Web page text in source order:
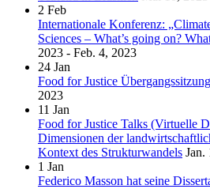
2 Feb
Internationale Konferenz:
Sciences – What’s going on?
2023 - Feb. 4, 2023
24 Jan
Food for Justice
2023
11 Jan
Food for Justice Talks (Virtuelle
Dimensionen der
Kontext des Strukturwandels Jan.
1 Jan
Federico Masson hat seine